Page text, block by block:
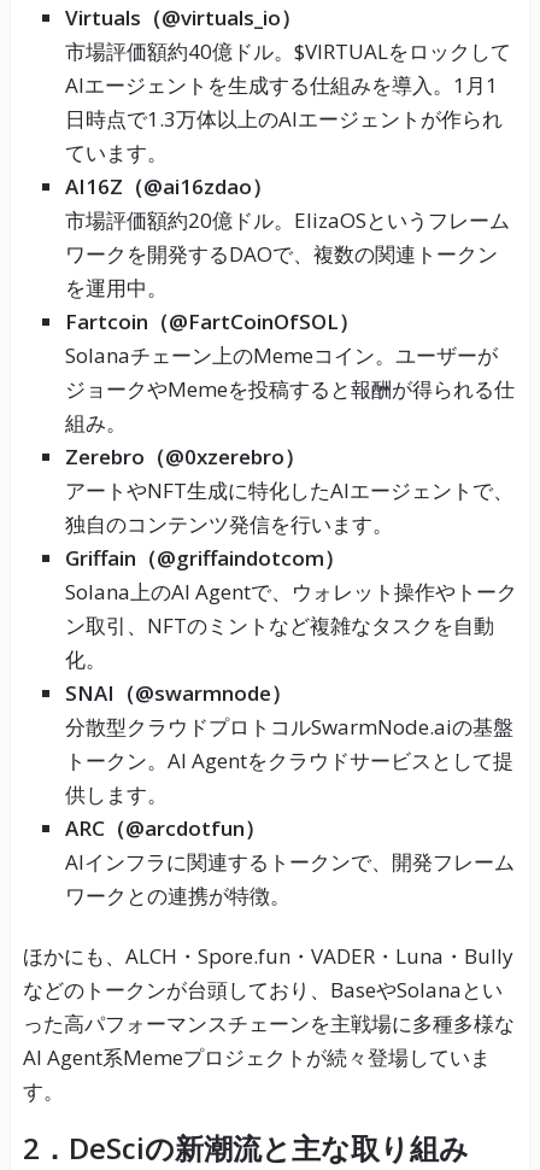
Virtuals（@virtuals_io）
市場評価額約40億ドル。$VIRTUALをロックして
AIエージェントを生成する仕組みを導入。1月1
日時点で1.3万体以上のAIエージェントが作られ
ています。
AI16Z（@ai16zdao）
市場評価額約20億ドル。ElizaOSというフレーム
ワークを開発するDAOで、複数の関連トークン
を運用中。
Fartcoin（@FartCoinOfSOL）
Solanaチェーン上のMemeコイン。ユーザーが
ジョークやMemeを投稿すると報酬が得られる仕
組み。
Zerebro（@0xzerebro）
アートやNFT生成に特化したAIエージェントで、
独自のコンテンツ発信を行います。
Griffain（@griffaindotcom）
Solana上のAI Agentで、ウォレット操作やトーク
ン取引、NFTのミントなど複雑なタスクを自動
化。
SNAI（@swarmnode）
分散型クラウドプロトコルSwarmNode.aiの基盤
トークン。AI Agentをクラウドサービスとして提
供します。
ARC（@arcdotfun）
AIインフラに関連するトークンで、開発フレーム
ワークとの連携が特徴。
ほかにも、ALCH・Spore.fun・VADER・Luna・Bully
などのトークンが台頭しており、BaseやSolanaとい
った高パフォーマンスチェーンを主戦場に多種多様な
AI Agent系Memeプロジェクトが続々登場していま
す。
2．DeSciの新潮流と主な取り組み